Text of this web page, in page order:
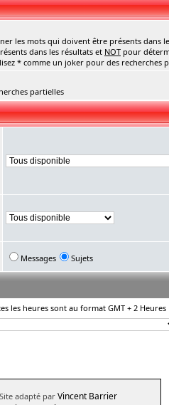
les mots qui doivent être présents dans
dans les résultats et NOT pour
* comme un joker pour des recherches
partielles
Messages Sujets
les heures sont au format GMT + 2 Heures
adapté par Vincent Barrier